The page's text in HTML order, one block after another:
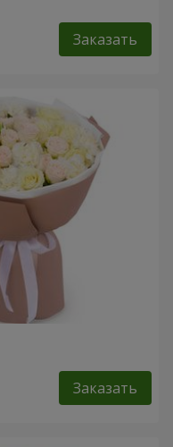
Заказать
Заказать